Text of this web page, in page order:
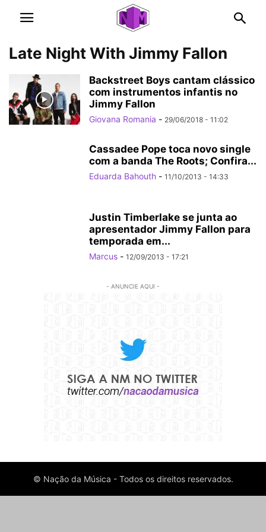
Late Night With Jimmy Fallon
Backstreet Boys cantam clássico
com instrumentos infantis no
Jimmy Fallon
Giovana Romania - 29/06/2018 - 11:02
Cassadee Pope toca novo single
com a banda The Roots; Confira...
Eduarda Bahouth - 11/10/2013 - 14:33
Justin Timberlake se junta ao
apresentador Jimmy Fallon para
temporada em...
Marcus - 12/09/2013 - 17:21
- ANUNCIE AQUI -
© Nação da Música - Todos os direitos reservados.